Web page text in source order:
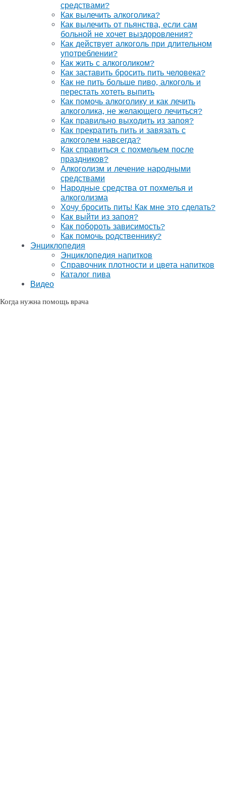
средствами?
Как вылечить алкоголика?
Как вылечить от пьянства, если сам
больной не хочет выздоровления?
Как действует алкоголь при длительном
употреблении?
Как жить с алкоголиком?
Как заставить бросить пить человека?
Как не пить больше пиво, алкоголь и
перестать хотеть выпить
Как помочь алкоголику и как лечить
алкоголика, не желающего лечиться?
Как правильно выходить из запоя?
Как прекратить пить и завязать с
алкоголем навсегда?
Как справиться с похмельем после
праздников?
Алкоголизм и лечение народными
средствами
Народные средства от похмелья и
алкоголизма
Хочу бросить пить! Как мне это сделать?
Как выйти из запоя?
Как побороть зависимость?
Как помочь родственнику?
Энциклопедия
Энциклопедия напитков
Справочник плотности и цвета напитков
Каталог пива
Видео
Когда нужна помощь врача